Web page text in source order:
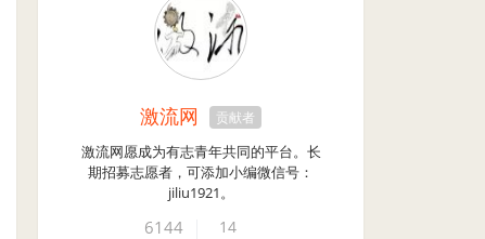
激流网 贡献者
激流网愿成为有志青年共同的平台。长
期招募志愿者，可添加小编微信号：
jiliu1921。
6144
14